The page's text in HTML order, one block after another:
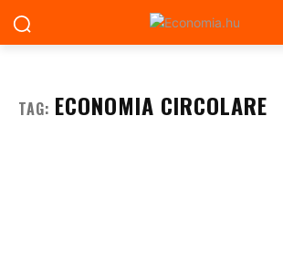
TAG: ECONOMIA CIRCOLARE